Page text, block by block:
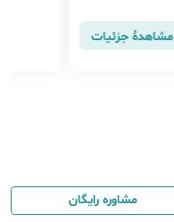
مشاهدهٔ جزئیات
مشاوره رایگان